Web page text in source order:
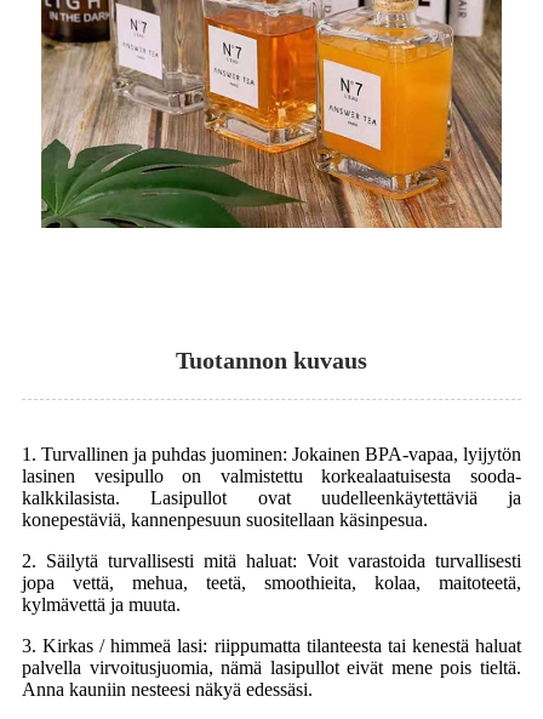
Tuotannon kuvaus
1. Turvallinen ja puhdas juominen: Jokainen BPA-vapaa, lyijytön
lasinen vesipullo on valmistettu korkealaatuisesta sooda-
kalkkilasista. Lasipullot ovat uudelleenkäytettäviä ja
konepestäviä, kannenpesuun suositellaan käsinpesua.
2. Säilytä turvallisesti mitä haluat: Voit varastoida turvallisesti
jopa vettä, mehua, teetä, smoothieita, kolaa, maitoteetä,
kylmävettä ja muuta.
3. Kirkas / himmeä lasi: riippumatta tilanteesta tai kenestä haluat
palvella virvoitusjuomia, nämä lasipullot eivät mene pois tieltä.
Anna kauniin nesteesi näkyä edessäsi.